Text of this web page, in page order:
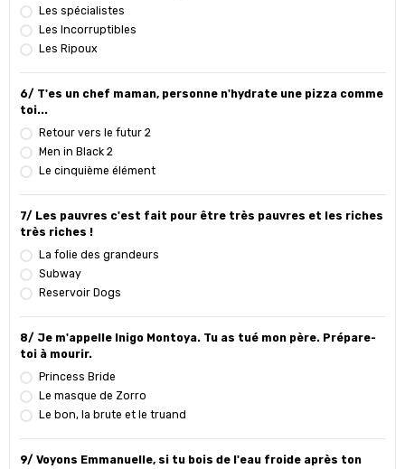
Les spécialistes
Les Incorruptibles
Les Ripoux
6/ T'es un chef maman, personne n'hydrate une pizza comme
toi...
Retour vers le futur 2
Men in Black 2
Le cinquième élément
7/ Les pauvres c'est fait pour être très pauvres et les riches
très riches !
La folie des grandeurs
Subway
Reservoir Dogs
8/ Je m'appelle Inigo Montoya. Tu as tué mon père. Prépare-
toi à mourir.
Princess Bride
Le masque de Zorro
Le bon, la brute et le truand
9/ Voyons Emmanuelle, si tu bois de l'eau froide après ton